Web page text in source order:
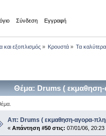
Σύνδεση Εγγραφή
και εξοπλισμός» Κρουστά» Τα
Θέμα: Drums (
Απ: Drums ( εκμαθηση-αγορα-
« Απάντηση #50 στις: 07/01/06, 20:23